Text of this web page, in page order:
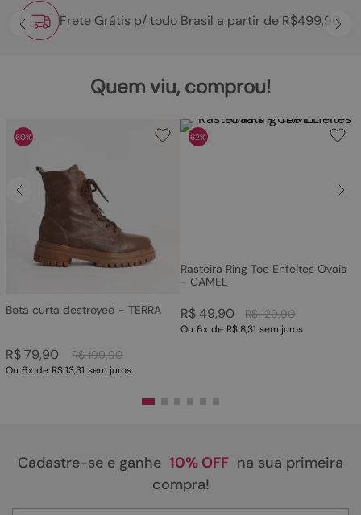
Frete Grátis p/ todo Brasil a partir de R$499,90
Quem viu, comprou!
60%
Bota curta destroyed - TERRA
R$ 199,90
R$79,90
Ou 6x de R$ 13,31 sem juros
62%
Rasteira Ring Toe Enfeites Ovais
- CAMEL
R$ 129,90
R$49,90
Ou 6x de R$ 8,31 sem juros
Cadastre-se e ganhe 10% OFF na sua primeira
compra!